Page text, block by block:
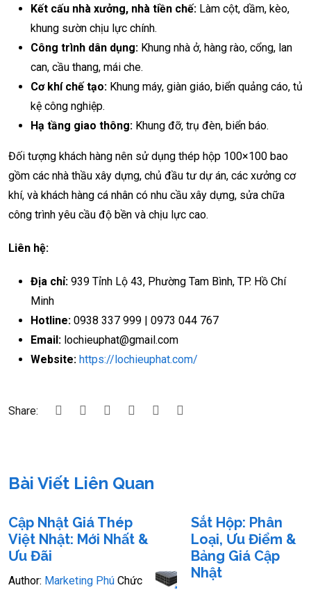
Kết cấu nhà xưởng, nhà tiền chế: Làm cột, dầm, kèo,
khung sườn chịu lực chính.
Công trình dân dụng: Khung nhà ở, hàng rào, cổng, lan
can, cầu thang, mái che.
Cơ khí chế tạo: Khung máy, giàn giáo, biển quảng cáo, tủ
kệ công nghiệp.
Hạ tầng giao thông: Khung đỡ, trụ đèn, biển báo.
Đối tượng khách hàng nên sử dụng thép hộp 100×100 bao
gồm các nhà thầu xây dựng, chủ đầu tư dự án, các xưởng cơ
khí, và khách hàng cá nhân có nhu cầu xây dựng, sửa chữa
công trình yêu cầu độ bền và chịu lực cao.
Liên hệ:
Địa chỉ: 939 Tỉnh Lộ 43, Phường Tam Bình, TP. Hồ Chí
Minh
Hotline: 0938 337 999 | 0973 044 767
Email: lochieuphat@gmail.com
Website: https://lochieuphat.com/
Share:
Bài Viết Liên Quan
Cập Nhật Giá Thép
Việt Nhật: Mới Nhất &
Ưu Đãi
Author: Marketing Phú Chức
Sắt Hộp: Phân
Loại, Ưu Điểm &
Bảng Giá Cập
Nhật